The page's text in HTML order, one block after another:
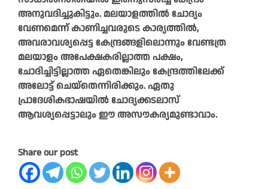
അനുവദിച്ചുകിട്ടും. മലയാളത്തിൽ ചോദ്യം
വേണമെന്ന് കാണിച്ചവരുടെ കാര്യത്തിൽ,
അവരാവശ്യപ്പെട്ട കേന്ദ്രങ്ങളിലൊന്നും വേണ്ടത്ര
മലയാളം അപേക്ഷകരില്ലാത്ത പക്ഷം,
ചോദിച്ചിട്ടില്ലാത്ത ഏതെങ്കിലും കേന്ദ്രത്തിലേക്ക്
അലോട്ട് ചെയ്തെന്നിരിക്കും. ഏതു
പ്രാദേശികഭാഷയിൽ ചോദ്യക്കടലാസ്
ആവശ്യപ്പെട്ടാലും ഈ അസൗകര്യമുണ്ടാവാം.
Share our post